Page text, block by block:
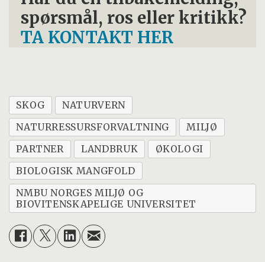
spørsmål, ros eller kritikk?
TA KONTAKT HER
SKOG
NATURVERN
NATURRESSURSFORVALTNING
MILJØ
PARTNER
LANDBRUK
ØKOLOGI
BIOLOGISK MANGFOLD
NMBU NORGES MILJØ OG
BIOVITENSKAPELIGE UNIVERSITET